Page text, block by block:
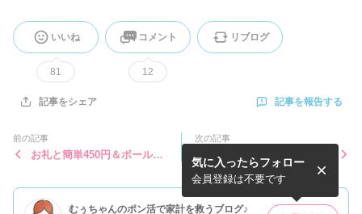
いいね
81
コメント
12
リブログ
記事をシェア 記事を報告する
前の記事
お礼と簡単450円＆ボールペ
次の記事
ライフメディアに登録してみ
ました♪
むぅちゃんのポン活で家計を救うブログ♪
気に入ったらフォロー
会員登録は不要です